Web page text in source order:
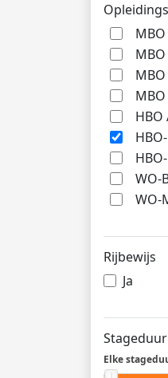
HBO
WO-
WO-
Rijbewijs
Ja
Stageduur
Elke